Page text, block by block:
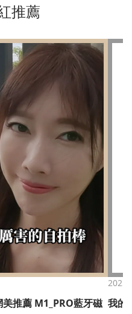
推薦
推薦 M1_PRO藍牙磁 我的